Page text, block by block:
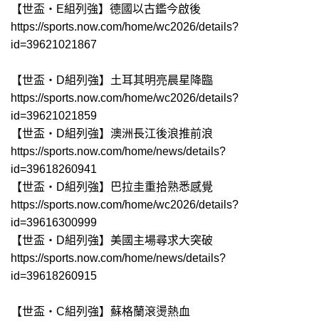
【世盃‧E組列強】德國以古鑑今啟後
https://sports.now.com/home/wc2026/details?
id=39621021867
【世盃‧D組列強】土耳其明亮晨星降臨
https://sports.now.com/home/wc2026/details?
id=39621021859
【世盃‧D組列強】澳洲長江後浪推前浪
https://sports.now.com/home/news/details?
id=39618260941
【世盃‧D組列強】巴拉圭重拾熟悉感覺
https://sports.now.com/home/wc2026/details?
id=39616300999
【世盃‧D組列強】美國主場尋求大突破
https://sports.now.com/home/news/details?
id=39618260915
【世盃‧C組列強】蘇格蘭滾燙熱血